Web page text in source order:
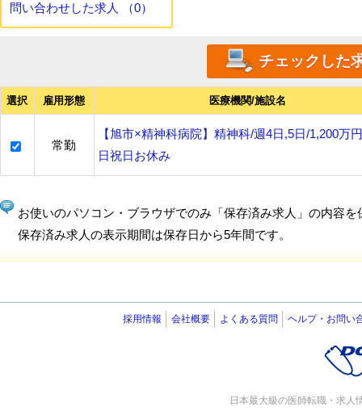
問い合わせした求人 （0）
選択 雇用形態 医療機関/施設名
常勤
【旭市×精神科病院】精神科/週4日,5日/1,200万
日祝日お休み
お使いのパソコン・ブラウザでのみ「保存済み求人」の内容を
保存済み求人の表示期間は保存日から5年間です。
採用情報 会社概要 よくある質問 ヘルプ・お問い
日本最大級の医師転職・求人